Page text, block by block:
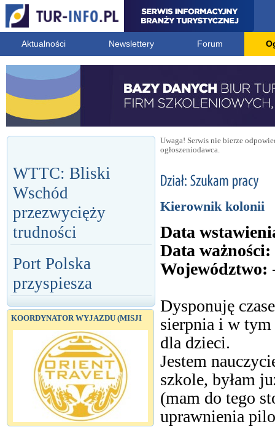
Aktualności Newslettery Forum
WTTC: Bliski
Wschód
przezwycięży
trudności
Port Polska
przyspiesza
KOORDYNATOR WYJAZDU (MISJI
Uwaga! Serwis nie bierze
ogłoszeniodawca.
Kierownik kolonii
Data
Data ważności:
Województwo:
Dysponuję
sierpnia i w tym
dla dzieci.
Jestem
szkole, byłam
(mam do tego
uprawnienia